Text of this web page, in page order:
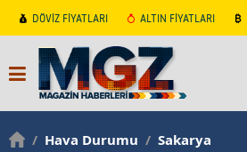
DÖVİZ FİYATLARI ALTIN FİYATLARI
/ Hava Durumu / Sakarya